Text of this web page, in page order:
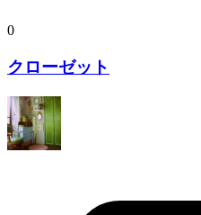
0
クローゼット